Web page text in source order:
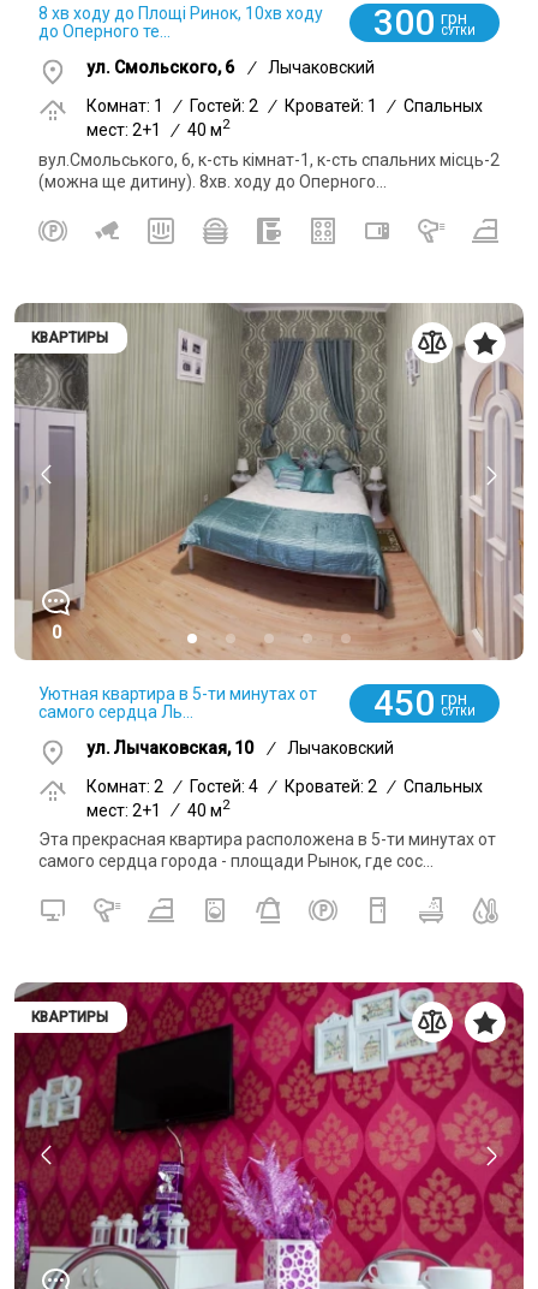
8 хв ходу до Площі Ринок, 10хв ходу
до Оперного те...
300 грн
СУТКИ
ул. Смольского, 6 /
Лычаковский
Комнат: 1
/ Гостей: 2 / Кроватей: 1 / Спальных
мест: 2+1
/ 40 м2
вул.Смольського, 6, к-сть кімнат-1, к-сть спальних місць-2
(можна ще дитину). 8хв. ходу до Оперного...
КВАРТИРЫ
0
Уютная квартира в 5-ти минутах от
самого сердца Ль...
450 грн
СУТКИ
ул. Лычаковская, 10 /
Лычаковский
Комнат: 2
/ Гостей: 4 / Кроватей: 2 / Спальных
мест: 2+1
/ 40 м2
Эта прекрасная квартира расположена в 5-ти минутах от
самого сердца города - площади Рынок, где сос...
КВАРТИРЫ